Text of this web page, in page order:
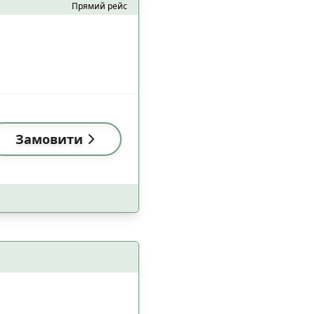
5
Застосувати
Прямий рейс
Замовити